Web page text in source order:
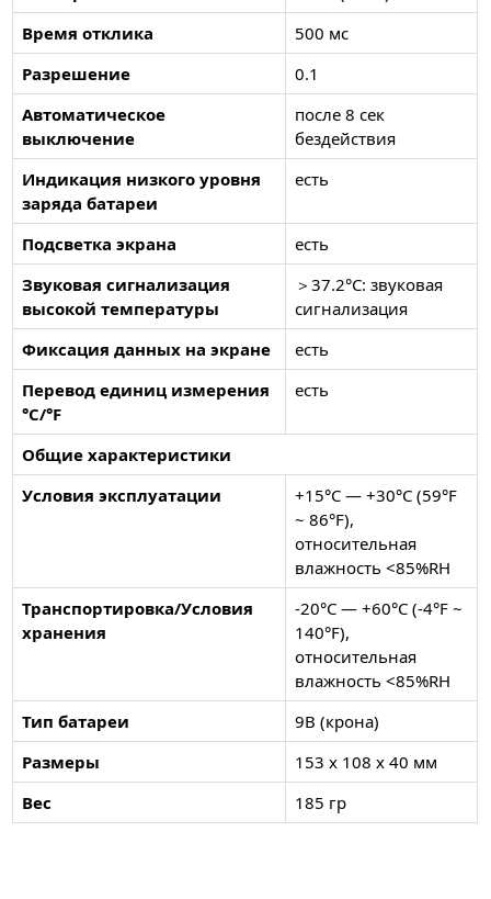
Время отклика
500 мс
Разрешение
0.1
Автоматическое
выключение
после 8 сек
бездействия
Индикация низкого уровня
заряда батареи
есть
Подсветка экрана
есть
Звуковая сигнализация
высокой температуры
＞37.2°C: звуковая
сигнализация
Фиксация данных на экране
есть
Перевод единиц измерения
°C/°F
есть
Общие характеристики
Условия эксплуатации
+15°C — +30°C (59°F
~ 86°F),
относительная
влажность <85%RH
Транспортировка/Условия
хранения
-20°C — +60°C (-4°F ~
140°F),
относительная
влажность <85%RH
Тип батареи
9В (крона)
Размеры
153 x 108 x 40 мм
Вес
185 гр